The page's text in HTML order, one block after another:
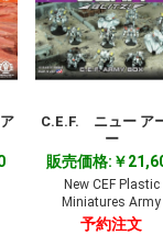
C.E.F. ニュー ア
ー
販売価格:￥
New CEF Plastic
Miniatures Army
予約注文